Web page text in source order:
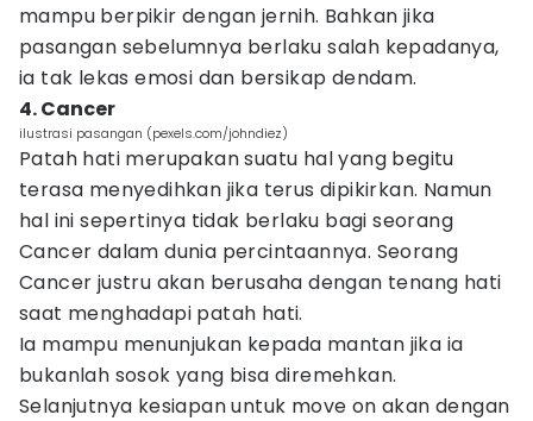
mampu berpikir dengan jernih. Bahkan jika
pasangan sebelumnya berlaku salah kepadanya,
ia tak lekas emosi dan bersikap dendam.
4. Cancer
ilustrasi pasangan (pexels.com/johndiez)
Patah hati merupakan suatu hal yang begitu
terasa menyedihkan jika terus dipikirkan. Namun
hal ini sepertinya tidak berlaku bagi seorang
Cancer dalam dunia percintaannya. Seorang
Cancer justru akan berusaha dengan tenang hati
saat menghadapi patah hati.
Ia mampu menunjukan kepada mantan jika ia
bukanlah sosok yang bisa diremehkan.
Selanjutnya kesiapan untuk move on akan dengan